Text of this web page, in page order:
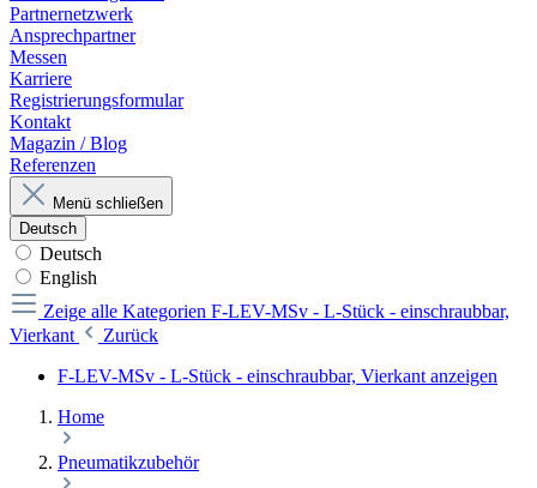
Partnernetzwerk
Ansprechpartner
Messen
Karriere
Registrierungsformular
Kontakt
Magazin / Blog
Referenzen
Menü schließen
Deutsch
Deutsch
English
Zeige alle Kategorien F-LEV-MSv - L-Stück - einschraubbar,
Vierkant
Zurück
F-LEV-MSv - L-Stück - einschraubbar, Vierkant anzeigen
Home
Pneumatikzubehör